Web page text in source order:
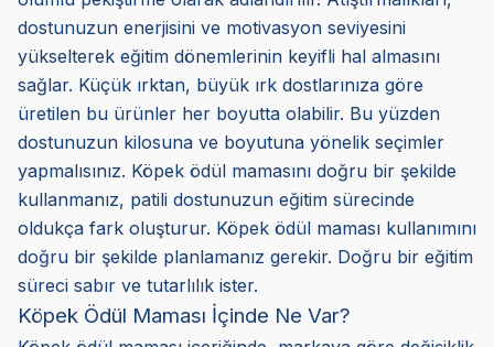
dostunuzun enerjisini ve motivasyon seviyesini
yükselterek eğitim dönemlerinin keyifli hal almasını
sağlar. Küçük ırktan, büyük ırk dostlarınıza göre
üretilen bu ürünler her boyutta olabilir. Bu yüzden
dostunuzun kilosuna ve boyutuna yönelik seçimler
yapmalısınız. Köpek ödül mamasını doğru bir şekilde
kullanmanız, patili dostunuzun eğitim sürecinde
oldukça fark oluşturur. Köpek ödül maması kullanımını
doğru bir şekilde planlamanız gerekir. Doğru bir eğitim
süreci sabır ve tutarlılık ister.
Köpek Ödül Maması İçinde Ne Var?